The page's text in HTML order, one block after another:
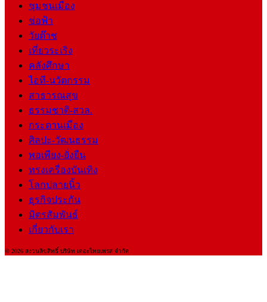
ชุมชนเมือง
ช่อฟ้า
วัยต๊าช
เที่ยวระเริง
คลังศึกษา
ไอที-นวัตกรรม
สาธารณสุข
ธรรมชาติ-สวล.
กระดานเมือง
ศิลปะ-วัฒนธรรม
พอเพียง-ยั่งยืน
ทรงเครื่องบันเทิง
โลกปลายนิ้ว
ธุรกิจประกัน
มิตรสัมพันธ์
เกี่ยวกับเรา
© 2026 สงวนลิขสิทธิ์ บริษัท เดอะไทยเพรส จำกัด